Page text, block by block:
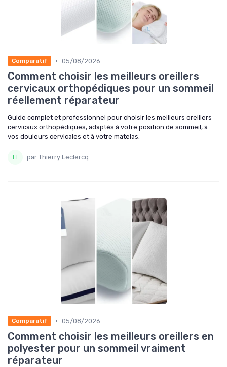
Comparatif • 05/08/2026
Comment choisir les meilleurs oreillers
cervicaux orthopédiques pour un sommeil
réellement réparateur
Guide complet et professionnel pour choisir les meilleurs oreillers
cervicaux orthopédiques, adaptés à votre position de sommeil, à
vos douleurs cervicales et à votre matelas.
par Thierry Leclercq
Comparatif • 05/08/2026
Comment choisir les meilleurs oreillers en
polyester pour un sommeil vraiment
réparateur